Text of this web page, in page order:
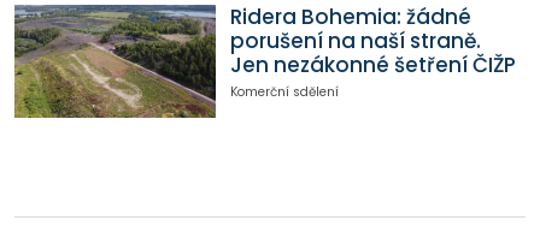
Ridera Bohemia: žádné
porušení na naší straně.
Jen nezákonné šetření ČIŽP
Komerční sdělení